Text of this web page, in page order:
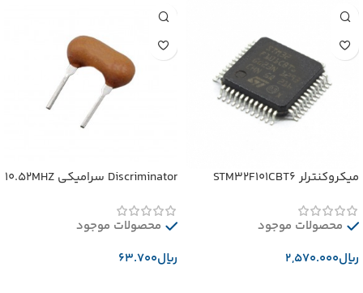
میکروکنترلر STM32F101CBT6
محصولات موجود
﷼
Discriminator سرامیکی 10.52MHZ
محصولات موجود
﷼